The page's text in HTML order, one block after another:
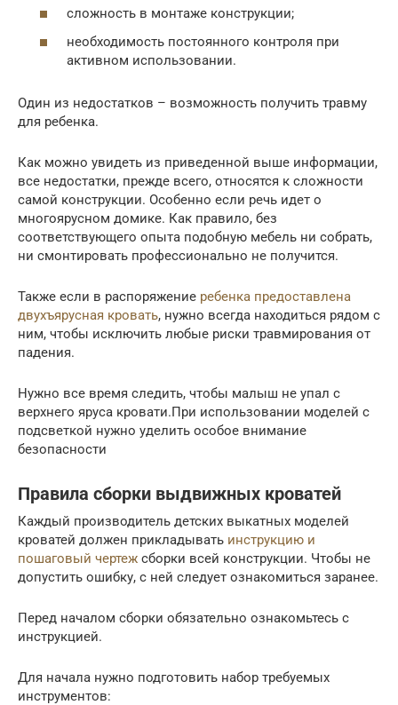
сложность в монтаже конструкции;
необходимость постоянного контроля при
активном использовании.
Один из недостатков – возможность получить травму
для ребенка.
Как можно увидеть из приведенной выше информации,
все недостатки, прежде всего, относятся к сложности
самой конструкции. Особенно если речь идет о
многоярусном домике. Как правило, без
соответствующего опыта подобную мебель ни собрать,
ни смонтировать профессионально не получится.
Также если в распоряжение ребенка предоставлена
двухъярусная кровать, нужно всегда находиться рядом с
ним, чтобы исключить любые риски травмирования от
падения.
Нужно все время следить, чтобы малыш не упал с
верхнего яруса кровати.При использовании моделей с
подсветкой нужно уделить особое внимание
безопасности
Правила сборки выдвижных кроватей
Каждый производитель детских выкатных моделей
кроватей должен прикладывать инструкцию и
пошаговый чертеж сборки всей конструкции. Чтобы не
допустить ошибку, с ней следует ознакомиться заранее.
Перед началом сборки обязательно ознакомьтесь с
инструкцией.
Для начала нужно подготовить набор требуемых
инструментов: